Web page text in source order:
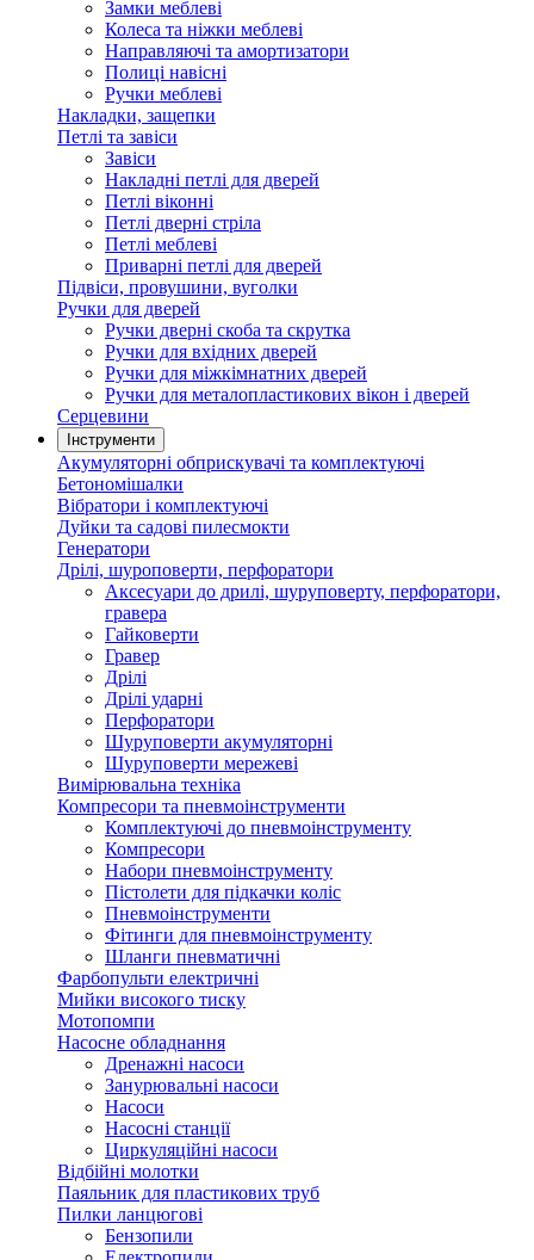
Замки меблеві
Колеса та ніжки меблеві
Направляючі та амортизатори
Полиці навісні
Ручки меблеві
Накладки, защепки
Петлі та завіси
Завіси
Накладні петлі для дверей
Петлі віконні
Петлі дверні стріла
Петлі меблеві
Приварні петлі для дверей
Підвіси, провушини, вуголки
Ручки для дверей
Ручки дверні скоба та скрутка
Ручки для вхідних дверей
Ручки для міжкімнатних дверей
Ручки для металопластикових вікон і дверей
Серцевини
Інструменти
Акумуляторні обприскувачі та комплектуючі
Бетономішалки
Вібратори і комплектуючі
Дуйки та садові пилесмокти
Генератори
Дрілі, шуроповерти, перфоратори
Аксесуари до дрилі, шуруповерту, перфоратори,
гравера
Гайковерти
Гравер
Дрілі
Дрілі ударні
Перфоратори
Шуруповерти акумуляторні
Шуруповерти мережеві
Вимірювальна техніка
Компресори та пневмоінструменти
Комплектуючі до пневмоінструменту
Компресори
Набори пневмоінструменту
Пістолети для підкачки коліс
Пневмоінструменти
Фітинги для пневмоінструменту
Шланги пневматичні
Фарбопульти електричні
Мийки високого тиску
Мотопомпи
Насосне обладнання
Дренажні насоси
Занурювальні насоси
Насоси
Насосні станції
Циркуляційні насоси
Відбійні молотки
Паяльник для пластикових труб
Пилки ланцюгові
Бензопили